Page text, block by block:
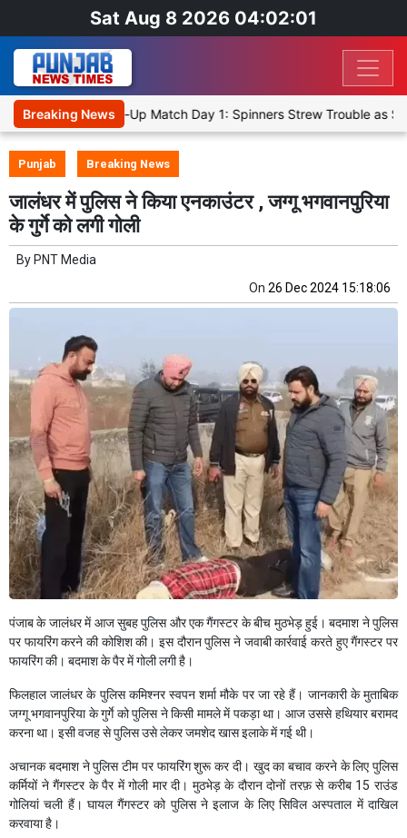
Sat Aug 8 2026 04:02:01
Breaking News
XI, Warm-Up Match Day 1: Spinners Strew Trouble as SLC
Punjab Breaking News
जालंधर में पुलिस ने किया एनकाउंटर , जग्गू भगवानपुरिया
के गुर्गे को लगी गोली
By PNT Media
On 26 Dec 2024 15:18:06
पंजाब के जालंधर में आज सुबह पुलिस और एक गैंगस्टर के बीच मुठभेड़ हुई। बदमाश ने पुलिस
पर फायरिंग करने की कोशिश की। इस दौरान पुलिस ने जवाबी कार्रवाई करते हुए गैंगस्टर पर
फायरिंग की। बदमाश के पैर में गोली लगी है।
फिलहाल जालंधर के पुलिस कमिश्नर स्वपन शर्मा मौके पर जा रहे हैं। जानकारी के मुताबिक
जग्गू भगवानपुरिया के गुर्गे को पुलिस ने किसी मामले में पकड़ा था। आज उससे हथियार बरामद
करना था। इसी वजह से पुलिस उसे लेकर जमशेद खास इलाके में गई थी।
अचानक बदमाश ने पुलिस टीम पर फायरिंग शुरू कर दी। खुद का बचाव करने के लिए पुलिस
कर्मियों ने गैंगस्टर के पैर में गोली मार दी। मुठभेड़ के दौरान दोनों तरफ़ से करीब 15 राउंड
गोलियां चली हैं। घायल गैंगस्टर को पुलिस ने इलाज के लिए सिविल अस्पताल में दाखिल
करवाया है।